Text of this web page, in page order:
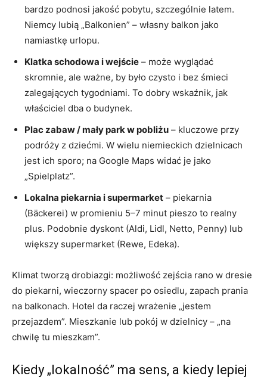
bardzo podnosi jakość pobytu, szczególnie latem.
Niemcy lubią „Balkonien” – własny balkon jako
namiastkę urlopu.
Klatka schodowa i wejście – może wyglądać
skromnie, ale ważne, by było czysto i bez śmieci
zalegających tygodniami. To dobry wskaźnik, jak
właściciel dba o budynek.
Plac zabaw / mały park w pobliżu – kluczowe przy
podróży z dziećmi. W wielu niemieckich dzielnicach
jest ich sporo; na Google Maps widać je jako
„Spielplatz”.
Lokalna piekarnia i supermarket – piekarnia
(Bäckerei) w promieniu 5–7 minut pieszo to realny
plus. Podobnie dyskont (Aldi, Lidl, Netto, Penny) lub
większy supermarket (Rewe, Edeka).
Klimat tworzą drobiazgi: możliwość zejścia rano w dresie
do piekarni, wieczorny spacer po osiedlu, zapach prania
na balkonach. Hotel da raczej wrażenie „jestem
przejazdem”. Mieszkanie lub pokój w dzielnicy – „na
chwilę tu mieszkam”.
Kiedy „lokalność” ma sens, a kiedy lepiej